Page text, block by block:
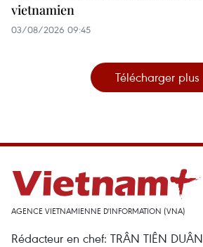
vietnamien
03/08/2026 09:45
Télécharger plus
AGENCE VIETNAMIENNE D'INFORMATION (VNA)
Rédacteur en chef: TRÂN TIÊN DUÂN